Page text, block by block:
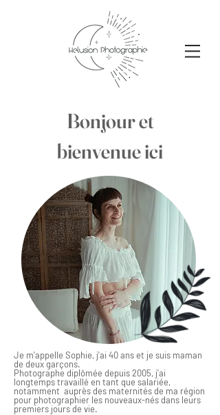
Bonjour et
bienvenue ici
Je m'appelle Sophie, j'ai 40 ans et je suis maman
de deux garçons. ​
Photographe diplômée depuis 2005, j'ai
longtemps travaillé en tant que salariée,
notamment auprès des maternités de ma région
pour photographier les nouveaux-nés dans leurs
premiers jours de vie.